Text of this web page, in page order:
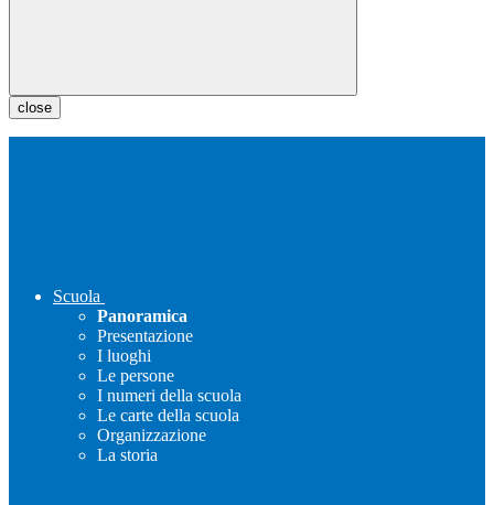
close
Scuola
Panoramica
Presentazione
I luoghi
Le persone
I numeri della scuola
Le carte della scuola
Organizzazione
La storia